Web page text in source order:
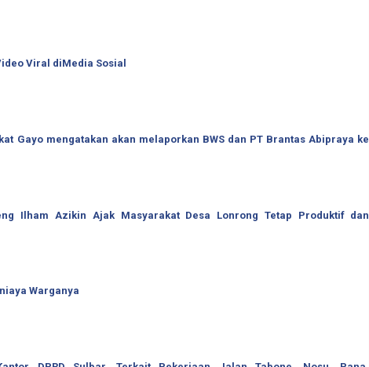
Viral diMedia Sosial
Gayo mengatakan akan melaporkan BWS dan PT Brantas Abipraya ke
Ilham Azikin Ajak Masyarakat Desa Lonrong Tetap Produktif dan
Warganya